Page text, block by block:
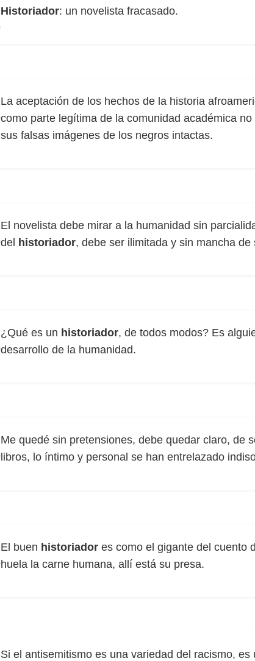
Historiador: un novelista fracasado.
La aceptación de los hechos de la historia
como parte legítima de la comunidad académica
sus falsas imágenes de los negros intactas.
El novelista debe mirar a la humanidad sin
del historiador, debe ser ilimitada y sin mancha de
¿Qué es un historiador, de todos modos? Es
desarrollo de la humanidad.
Me quedé sin pretensiones, debe quedar claro, de
libros, lo íntimo y personal se han entrelazado
El buen historiador es como el gigante del cuento
huela la carne humana, allí está su presa.
Si el antisemitismo es una variedad del racismo,